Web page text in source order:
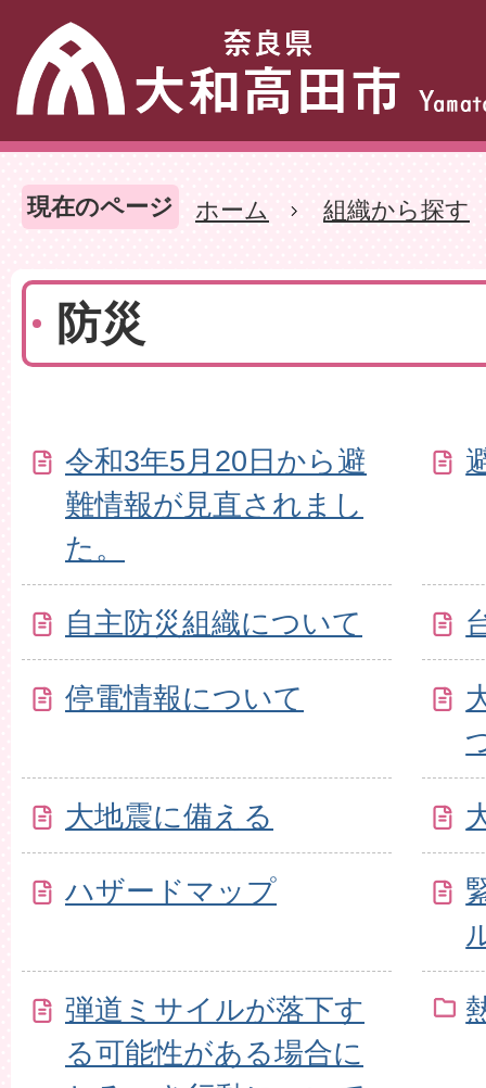
現在のページ ホーム 組織から探す
防災
令和3年5月20日から避
難情報が見直されまし
た。
自主防災組織について
停電情報について
大地震に備える
ハザードマップ
弾道ミサイルが落下す
る可能性がある場合に